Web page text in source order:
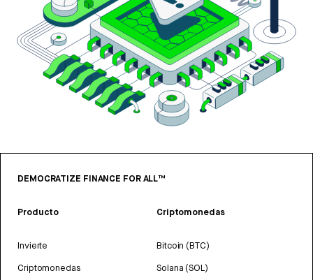
DEMOCRATIZE FINANCE FOR ALL™
Producto
Invierte
Criptomonedas
Criptomonedas
Bitcoin (BTC)
Solana (SOL)